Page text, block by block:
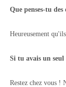
Que penses-tu
Heureusement
Si tu avais un
Restez chez vous !